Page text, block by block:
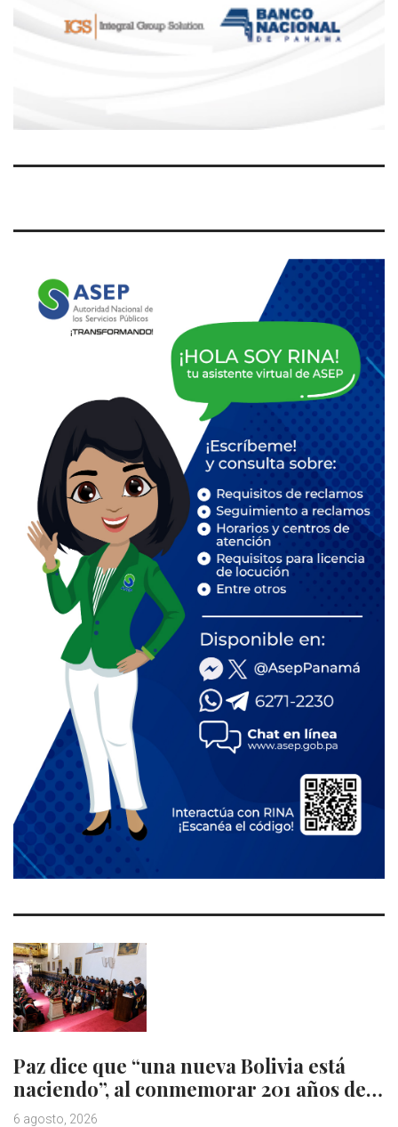
Paz dice que “una nueva Bolivia está
naciendo”, al conmemorar 201 años de…
6 agosto, 2026